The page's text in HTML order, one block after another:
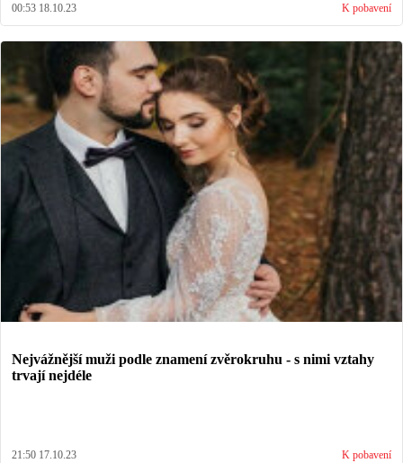
00:53 18.10.23 K pobavení
Nejvážnější muži podle znamení zvěrokruhu - s nimi vztahy
trvají nejdéle
21:50 17.10.23 K pobavení